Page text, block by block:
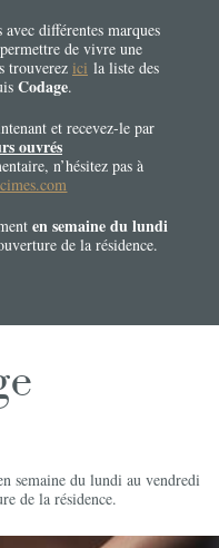
différentes marques
de vivre une
trouverez ici la liste des
Codage.
et recevez-le par
ouvrés
n’hésitez pas à
en semaine du lundi
de la résidence.
semaine du lundi au vendredi
de la résidence.